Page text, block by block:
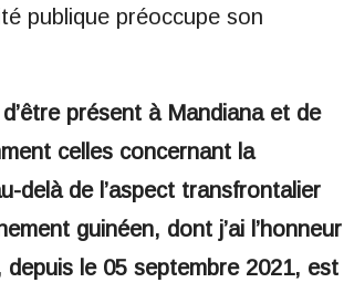
publique préoccupe son
présent à Mandiana et de
celles concernant la
delà de l’aspect transfrontalier
guinéen, dont j’ai l’honneur
le 05 septembre 2021, est